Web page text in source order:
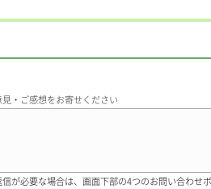
見・ご感想をお寄せください
信が必要な場合は、画面下部の4つのお問い合わせ